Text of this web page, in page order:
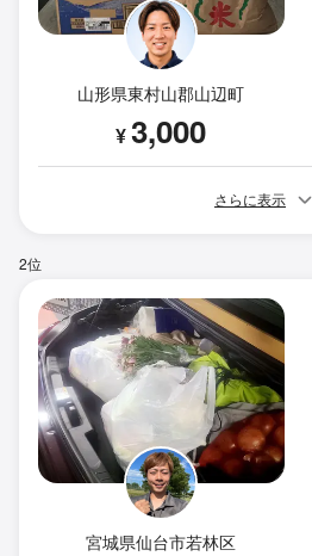
山形県東村山郡山辺町
¥3,000
さらに表示
2位
宮城県仙台市若林区